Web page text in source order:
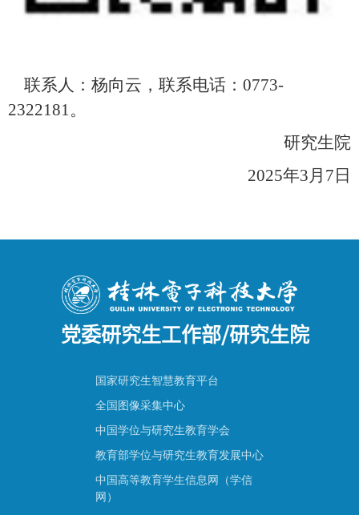
联系人：杨向云，联系电话： 0773-
2322181。
研究生院
2025年3月 7 日
党委研究生工作部/研究生院
国家研究生智慧教育平台
全国图像采集中心
中国学位与研究生教育学会
教育部学位与研究生教育发展中心
中国高等教育学生信息网（学信
网）